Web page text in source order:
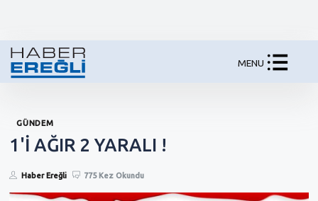
MENU
GÜNDEM
1'İ AĞIR 2 YARALI !
Haber Ereğli 775 Kez Okundu